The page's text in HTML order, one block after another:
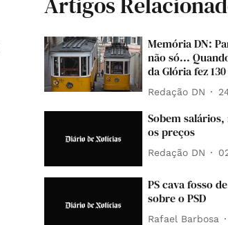
Memória DN:
não só...
da Glória fez
Redação DN
Sobem
os preços
Redação DN
PS cava fosso
sobre o PSD
Rafael Barbosa